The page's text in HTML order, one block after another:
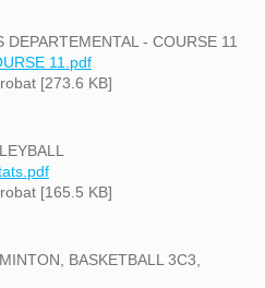
DEPARTEMENTAL - COURSE 11
11.pdf
[273.6 KB]
[165.5 KB]
BASKETBALL 3C3,